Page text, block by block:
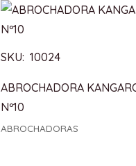
SKU: 10024
ABROCHADORA
Nº10
ABROCHADORAS